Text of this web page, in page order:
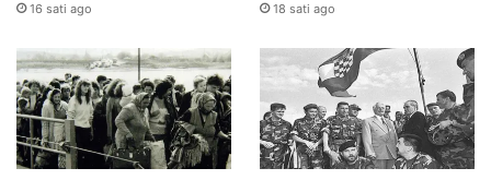
16 sati ago 18 sati ago